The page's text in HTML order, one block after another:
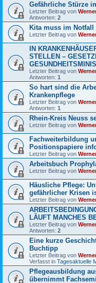
Gefährliche Stürze
Letzter Beitrag von
Antworten: 2
Kita muss im Notfall
Letzter Beitrag von
IN
STELLEN –
Letzter Beitrag von
Antworten: 1
So hart sind die
Krankenpflege
Letzter Beitrag von
Antworten: 1
Rhein-Kreis Neuss
Letzter Beitrag von
Fachweiterbildung
Positionspapiere
Letzter Beitrag von
Arbeitsbuch
Letzter Beitrag von
Häusliche Pflege:
gefährlicher Krisen
Letzter Beitrag von
LÄUFT MANCHES
Letzter Beitrag von
Antworten: 2
Eine kurze
Buchtipp
Letzter Beitrag von
Verfasst in Tagesaktuelle
Pflegeausbildung
übernimmt